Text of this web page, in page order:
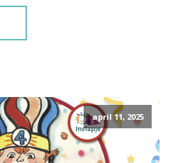
april 11, 2025